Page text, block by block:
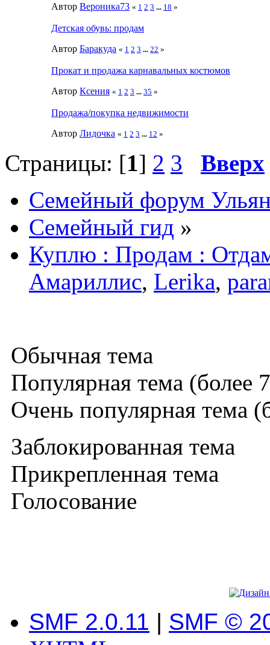
Автор Вероника73 « 1 2 3 ... 18 »
Детская обувь: продам
Автор Баракуда « 1 2 3 ... 22 »
Прокат и продажа карнавальных костюмов
Автор Ксения « 1 2 3 ... 35 »
Продажа/покупка недвижимости
Автор Лидочка « 1 2 3 ... 12 »
Страницы: [1] 2 3
Вверх
Семейный форум
Семейный гид »
Куплю : Продам :
Амариллис, Lerika,
Обычная тема
Популярная тема (более
Очень популярная тема
Заблокированная тема
Прикрепленная тема
Голосование
SMF 2.0.11 | SMF ©